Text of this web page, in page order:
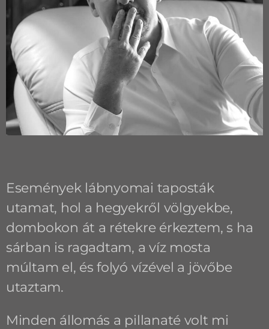
Események lábnyomai taposták
utamat, hol a hegyekről völgyekbe,
dombokon át a rétekre érkeztem, s ha
sárban is ragadtam, a víz mosta
múltam el, és folyó vízével a jövőbe
utaztam.
Minden állomás a pillanaté volt mi